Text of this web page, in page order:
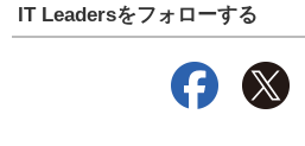
IT Leadersをフォローする